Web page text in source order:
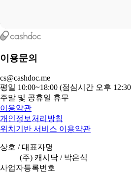
이용문의
cs@cashdoc.me
평일 10:00~18:00 (점심시간 오후
주말 및 공휴일 휴무
이용약관
개인정보처리방침
위치기반 서비스 이용약관
상호 / 대표자명
(주) 캐시닥 / 박은식
사업자등록번호